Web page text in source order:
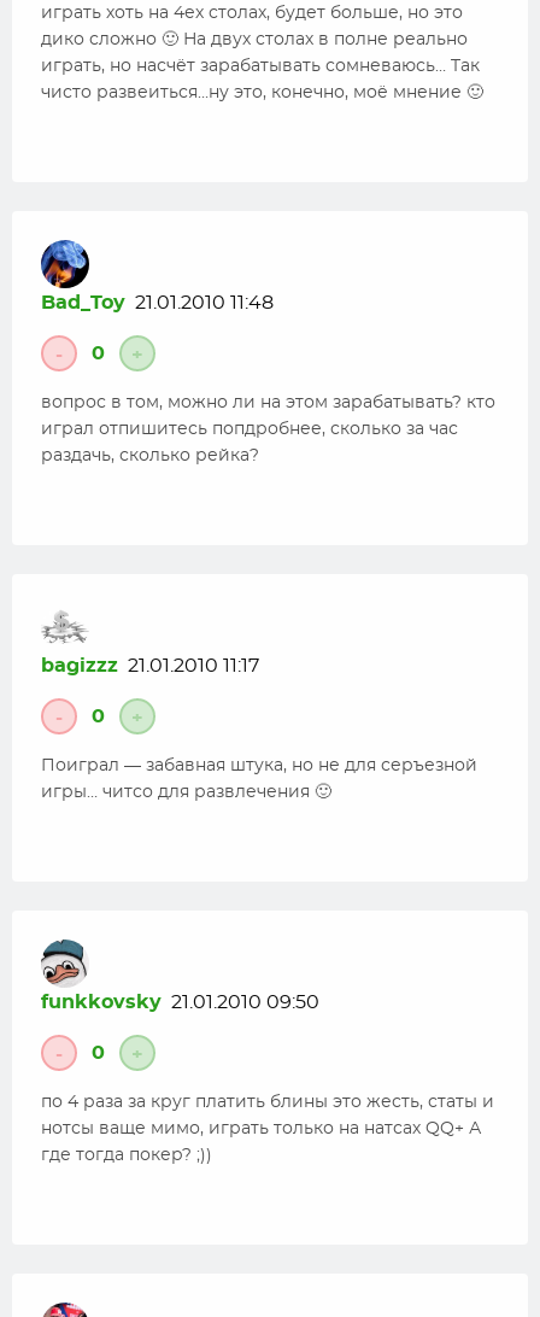
играть хоть на 4ех столах, будет больше, но это
дико сложно 🙂 На двух столах в полне реально
играть, но насчёт зарабатывать сомневаюсь… Tак
чисто развеиться…ну это, конечно, моё мнение 🙂
Bad_Toy 21.01.2010 11:48
- 0 +
вопрос в том, можно ли на этом зарабатывать? кто
играл отпишитесь попдробнее, сколько за час
раздачь, сколько рейка?
bagizzz 21.01.2010 11:17
- 0 +
Поиграл — забавная штука, но не для серъезной
игры… читсо для развлечения 🙂
funkkovsky 21.01.2010 09:50
- 0 +
по 4 раза за круг платить блины это жесть, статы и
нотсы ваще мимо, играть только на натсах QQ+ А
где тогда покер? ;))